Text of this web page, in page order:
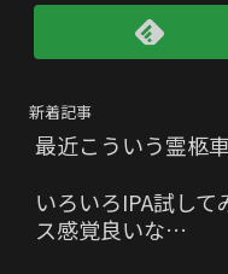
新着記事
最近こういう霊柩
いろいろIPA試し
ス感覚良いな…